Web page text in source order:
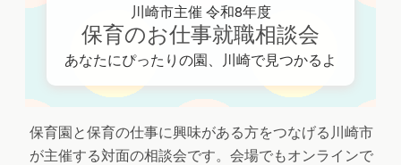
川崎市主催 令和8年度
保育のお仕事就職相談会
あなたにぴったりの園、川崎で見つかるよ
保育園と保育の仕事に興味がある方をつなげる川崎市
が主催する対面の相談会です。会場でもオンラインで